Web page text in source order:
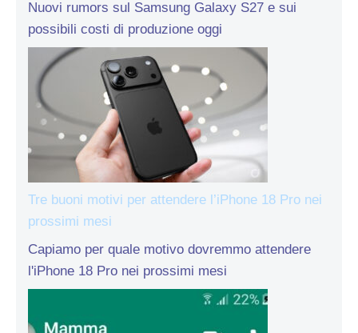
Nuovi rumors sul Samsung Galaxy S27 e sui
possibili costi di produzione oggi
Tre buoni motivi per attendere l’iPhone 18 Pro nei
prossimi mesi
Capiamo per quale motivo dovremmo attendere
l'iPhone 18 Pro nei prossimi mesi